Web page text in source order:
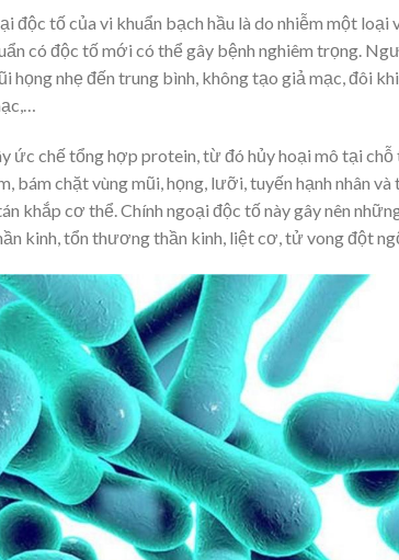
độc tố của vi khuẩn bạch hầu là do nhiễm một loại
có độc tố mới có thể gây bệnh nghiêm trọng.
họng nhẹ đến trung bình, không tạo giả mạc, đôi
ức chế tổng hợp protein, từ đó hủy hoại mô tại chỗ
bám chặt vùng mũi, họng, lưỡi, tuyến hạnh nhân
khắp cơ thể. Chính ngoại độc tố này gây nên
kinh, tổn thương thần kinh, liệt cơ, tử vong đột